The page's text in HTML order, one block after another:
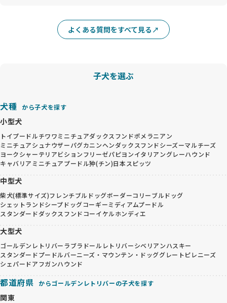
よくある質問をすべて見る
子犬を選ぶ
犬種 から子犬を探す
小型犬
トイプードルチワワミニチュアダックスフンドポメラニアン
ミニチュアシュナウザーパグカニンヘンダックスフンドシーズーマルチーズ
ヨークシャーテリアビションフリーゼパピヨンイタリアングレーハウンド
キャバリア ミニチュアプードル狆(チン)日本スピッツ
中型犬
柴犬(標準サイズ)フレンチブルドッグボーダーコリーブルドッグ
シェットランドシープドッグコーギーミディアムプードル
スタンダードダックスフンドコーイケルホンディエ
大型犬
ゴールデンレトリバー ラブラドールレトリバーシベリアンハスキー
スタンダードプードルバーニーズ・マウンテン・ドッググレートピレニーズ
シェパードアフガンハウンド
都道府県 からゴールデンレトリバーの子犬を探す
関東